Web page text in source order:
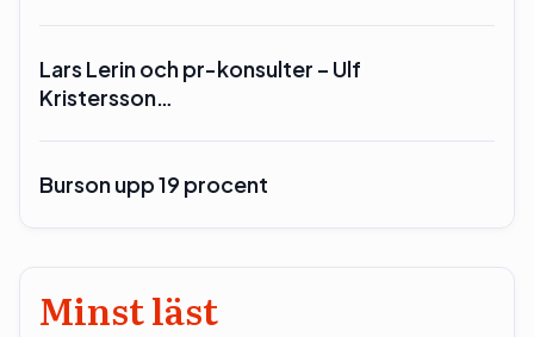
Lars Lerin och pr-konsulter – Ulf
Kristersson…
Burson upp 19 procent
Minst läst